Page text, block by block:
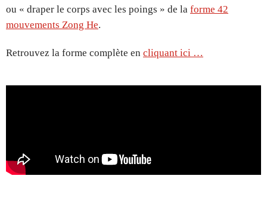
ou « draper le corps avec les poings » de la forme 42
mouvements Zong He.
Retrouvez la forme complète en cliquant ici …